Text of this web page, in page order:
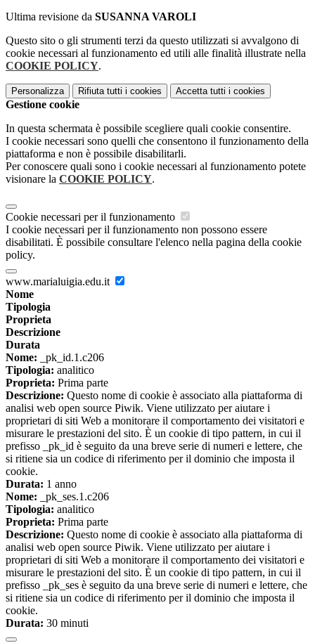
Ultima revisione da SUSANNA VAROLI
Questo sito o gli strumenti terzi da questo utilizzati si avvalgono di
cookie necessari al funzionamento ed utili alle finalità illustrate nella
COOKIE POLICY.
Personalizza Rifiuta tutti i cookies Accetta tutti i cookies
Gestione cookie
In questa schermata è possibile scegliere quali cookie consentire.
I cookie necessari sono quelli che consentono il funzionamento della
piattaforma e non è possibile disabilitarli.
Per conoscere quali sono i cookie necessari al funzionamento potete
visionare la COOKIE POLICY.
Cookie necessari per il funzionamento
I cookie necessari per il funzionamento non possono essere
disabilitati. È possibile consultare l'elenco nella pagina della cookie
policy.
www.marialuigia.edu.it
Nome
Tipologia
Proprieta
Descrizione
Durata
Nome: _pk_id.1.c206
Tipologia: analitico
Proprieta: Prima parte
Descrizione: Questo nome di cookie è associato alla piattaforma di
analisi web open source Piwik. Viene utilizzato per aiutare i
proprietari di siti Web a monitorare il comportamento dei visitatori e
misurare le prestazioni del sito. È un cookie di tipo pattern, in cui il
prefisso _pk_id è seguito da una breve serie di numeri e lettere, che
si ritiene sia un codice di riferimento per il dominio che imposta il
cookie.
Durata: 1 anno
Nome: _pk_ses.1.c206
Tipologia: analitico
Proprieta: Prima parte
Descrizione: Questo nome di cookie è associato alla piattaforma di
analisi web open source Piwik. Viene utilizzato per aiutare i
proprietari di siti Web a monitorare il comportamento dei visitatori e
misurare le prestazioni del sito. È un cookie di tipo pattern, in cui il
prefisso _pk_ses è seguito da una breve serie di numeri e lettere, che
si ritiene sia un codice di riferimento per il dominio che imposta il
cookie.
Durata: 30 minuti